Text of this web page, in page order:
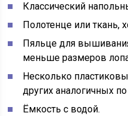
Классический
Полотенце или
Пяльце для
меньше размеров
Несколько
других аналогичных
Ёмкость с водой.